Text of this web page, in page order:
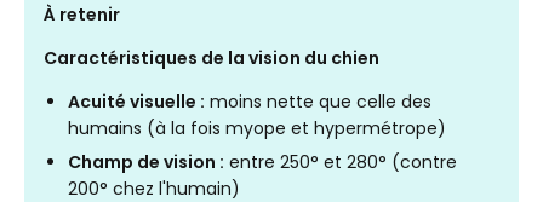
À retenir
Caractéristiques de la vision du chien
Acuité visuelle : moins nette que celle des
humains (à la fois myope et hypermétrope)
Champ de vision : entre 250° et 280° (contre
200° chez l'humain)